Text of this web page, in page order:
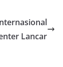
Lancar